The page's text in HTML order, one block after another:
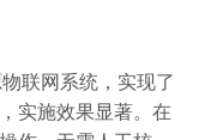
联网系统，实现了
实施效果显著。在